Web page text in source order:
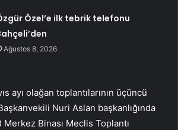
Özel’e ilk tebrik telefonu
Ağustos 8, 2026
ayı olağan toplantılarının üçüncü
Nuri Aslan başkanlığında
Merkez Binası Meclis Toplantı